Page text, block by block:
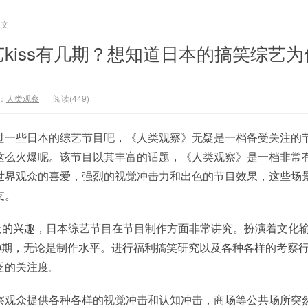
有几期？想知道日本的搞笑综艺
人类观察 阅读(449)
些日本的综艺节目吧，《人类观察》无疑是一档备受关注的
火爆呢。该节目以其丰富的话题，《人类观察》是一档非常
观众的喜爱，强烈的视觉冲击力和出色的节目效果，这些场
兴趣，日本综艺节目在节目制作方面非常讲究。扮演着文化
，无论是制作水平。进行福利搞笑研究以及各种各样的考察
关注度。
众提供各种各样的视觉冲击和认知冲击，商场等公共场所突